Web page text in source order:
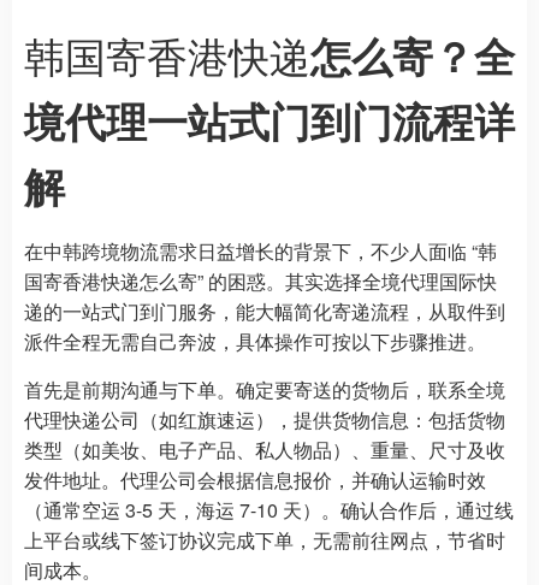
韩国寄香港快递怎么寄？全
境代理一站式门到门流程详
解
在中韩跨境物流需求日益增长的背景下，不少人面临 “韩
国寄香港快递怎么寄” 的困惑。其实选择全境代理国际快
递的一站式门到门服务，能大幅简化寄递流程，从取件到
派件全程无需自己奔波，具体操作可按以下步骤推进。
首先是前期沟通与下单。确定要寄送的货物后，联系全境
代理快递公司（如红旗速运），提供货物信息：包括货物
类型（如美妆、电子产品、私人物品）、重量、尺寸及收
发件地址。代理公司会根据信息报价，并确认运输时效
（通常空运 3-5 天，海运 7-10 天）。确认合作后，通过线
上平台或线下签订协议完成下单，无需前往网点，节省时
间成本。